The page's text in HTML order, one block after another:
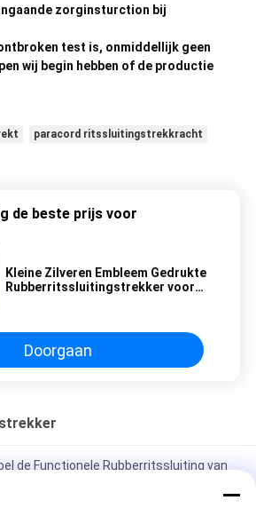
zorginsturction bij
test is, onmiddellijk geen
wij begin hebben of de productie
paracord ritssluitingstrekkracht
de beste prijs voor
Kleine Zilveren Embleem Gedrukte
Rubberritssluitingstrekker voor
Doorgaan
de Functionele Rubberritssluiting van